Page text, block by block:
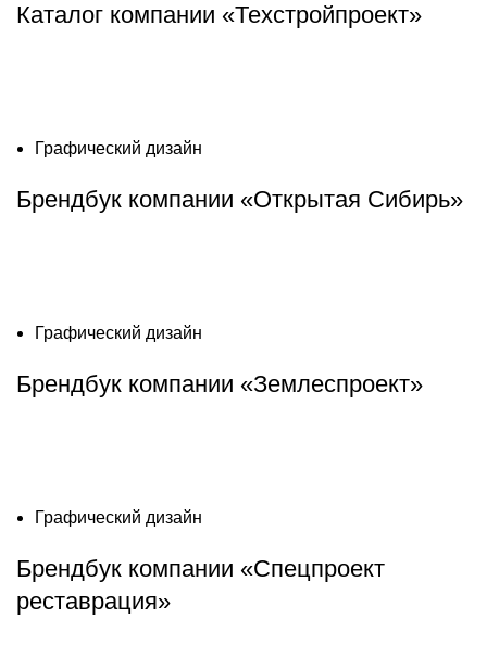
Каталог компании «Техстройпроект»
Графический дизайн
Брендбук компании «Открытая Сибирь»
Графический дизайн
Брендбук компании «Землеспроект»
Графический дизайн
Брендбук компании «Спецпроект
реставрация»